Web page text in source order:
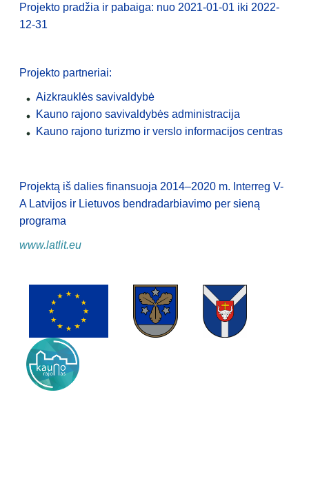
Projekto pradžia ir pabaiga: nuo 2021-01-01 iki 2022-
12-31
Projekto partneriai:
Aizkrauklės savivaldybė
Kauno rajono savivaldybės administracija
Kauno rajono turizmo ir verslo informacijos centras
Projektą iš dalies finansuoja 2014–2020 m. Interreg V-
A Latvijos ir Lietuvos bendradarbiavimo per sieną
programa
www.latlit.eu